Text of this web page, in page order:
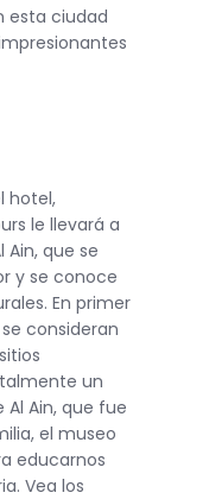
esta ciudad
hotel,
le llevará a
Ain, que se
y se conoce
En primer
consideran
un
Al Ain, que fue
el museo
educarnos
Vea los